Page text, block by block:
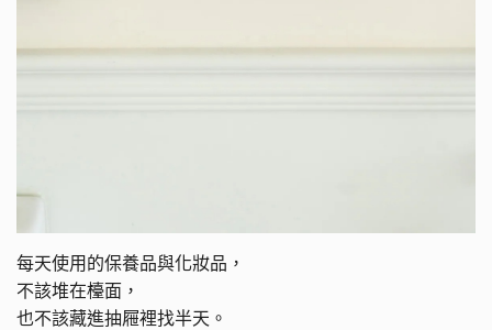
每天使用的保養品與化妝品，
不該堆在檯面，
也不該藏進抽屜裡找半天。